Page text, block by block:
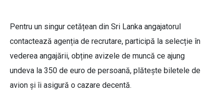
Pentru un singur cetățean din Sri Lanka angajatorul
contactează agenția de recrutare, participă la selecție în
vederea angajării, obține avizele de muncă ce ajung
undeva la 350 de euro de persoană, plătește biletele de
avion și îi asigură o cazare decentă.